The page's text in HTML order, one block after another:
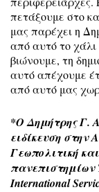
πετάξουμε στο
μας παρέχει η
από αυτό το χάλι
βιώνουμε, τη
αυτό απέχουμε
από αυτό μας
*Ο Δημήτρης Γ.
ειδίκευση στην
Γεωπολιτική
πανεπιστημίων
International